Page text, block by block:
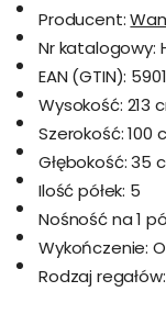
Producent:
Nr katalogowy:
EAN (GTIN):
Wysokość: 213
Szerokość: 100
Głębokość: 35
Ilość półek: 5
Nośność na 1
Wykończenie:
Rodzaj regałów: